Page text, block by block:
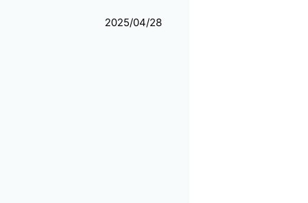
2025/04/28